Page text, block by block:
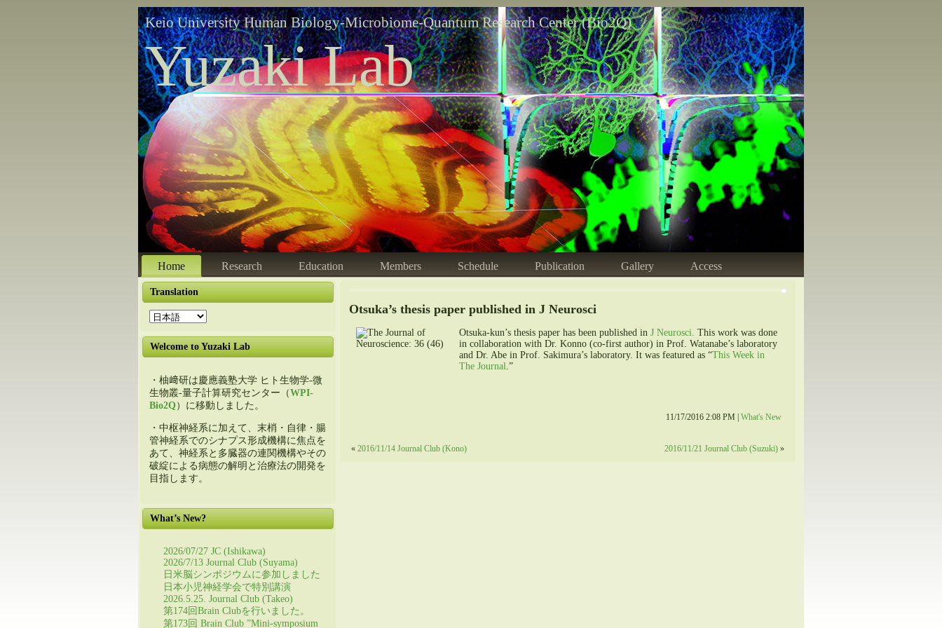
Keio University Human Biology-Microbiome-Quantum Research Center (Bio2Q)
Yuzaki Lab
Home Research Education Members Schedule Publication Gallery Access
Translation
Welcome to Yuzaki Lab
・柚﨑研は慶應義塾大学 ヒト生物学-微
生物叢-量子計算研究センター（WPI-
Bio2Q）に移動しました。
・中枢神経系に加えて、末梢・自律・腸
管神経系でのシナプス形成機構に焦点を
あて、神経系と多臓器の連関機構やその
破綻による病態の解明と治療法の開発を
目指します。
What’s New?
2026/07/27 JC (Ishikawa)
2026/7/13 Journal Club (Suyama)
日米脳シンポジウムに参加しました
日本小児神経学会で特別講演
2026.5.25. Journal Club (Takeo)
第174回Brain Clubを行いました。
第173回 Brain Club ”Mini-symposium
Otsuka’s thesis paper published in J Neurosci
Otsuka-kun’s thesis paper has been published in J Neurosci. This work was done
in collaboration with Dr. Konno (co-first author) in Prof. Watanabe’s laboratory
and Dr. Abe in Prof. Sakimura’s laboratory. It was featured as “This Week in
The Journal .”
11/17/2016 2:08 PM |What's New
« 2016/11/14 Journal Club (Kono) 2016/11/21 Journal Club (Suzuki)»